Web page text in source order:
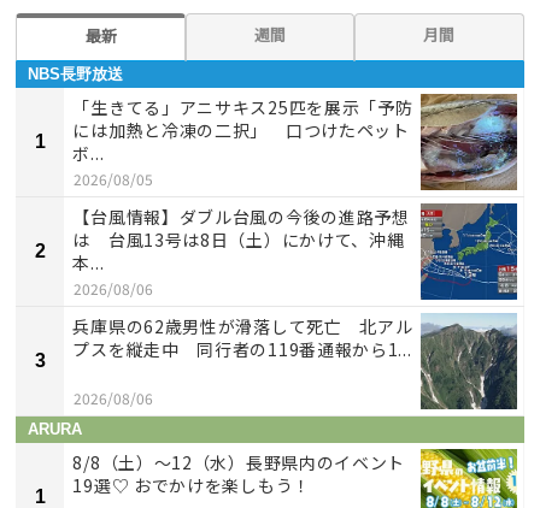
最新 週間 月間
NBS長野放送
1
「生きてる」アニサキス25匹を展示「予防
には加熱と冷凍の二択」 口つけたペット
ボ...
2026/08/05
2
【台風情報】ダブル台風の今後の進路予想
は 台風13号は8日（土）にかけて、沖縄
本...
2026/08/06
3
兵庫県の62歳男性が滑落して死亡 北アル
プスを縦走中 同行者の119番通報から1...
2026/08/06
ARURA
1
8/8（土）〜12（水）長野県内のイベント
19選♡ おでかけを楽しもう！